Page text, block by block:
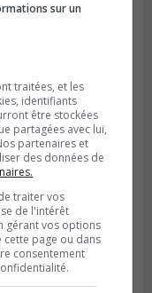
pour
sur un
traitées, et les
identifiants
être stockées
partagées avec lui,
partenaires et
des données de
traiter vos
de l'intérêt
gérant vos options
cette page ou dans
consentement